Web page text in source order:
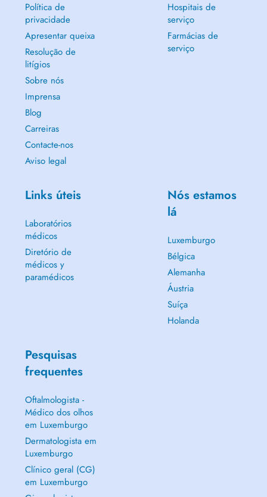
Política de
privacidade
Apresentar queixa
Resolução de
litígios
Sobre nós
Imprensa
Blog
Carreiras
Contacte-nos
Aviso legal
Hospitais de
serviço
Farmácias de
serviço
Links úteis
Laboratórios
médicos
Diretório de
médicos y
paramédicos
Nós estamos
lá
Luxemburgo
Bélgica
Alemanha
Áustria
Suíça
Holanda
Pesquisas
frequentes
Oftalmologista -
Médico dos olhos
em Luxemburgo
Dermatologista em
Luxemburgo
Clínico geral (CG)
em Luxemburgo